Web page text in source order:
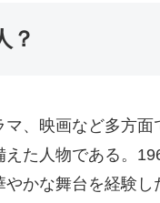
？
、映画など多方
た人物である。
かな舞台を経験